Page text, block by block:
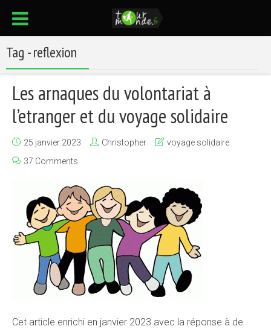
Tag - reflexion
Les arnaques du volontariat à
l’etranger et du voyage solidaire
25 janvier 2023 Christopher
voyage solidaire
37 Comments
Cet article enrichi en janvier 2023 avec la réponse à de